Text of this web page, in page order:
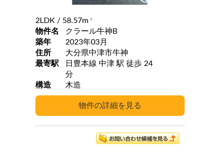
2LDK / 58.57m 2
物件名
クラール牛神B
築年
2023年03月
住所
大分県中津市牛神
最寄駅
日豊本線 中津 駅 徒歩 24
分
構造
木造